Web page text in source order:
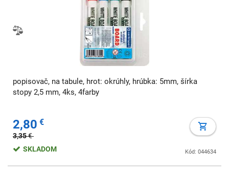
popisovač, na tabule, hrot: okrúhly, hrúbka: 5mm, šírka
stopy 2,5 mm, 4ks, 4farby
2,80 €
3,35€
Kód: 044634
SKLADOM